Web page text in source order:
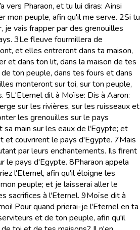
vers Pharaon, et tu lui diras: Ainsi
mon peuple, afin qu'il me serve. 2Si tu
je vais frapper par des grenouilles
3Le fleuve fourmillera de
et elles entreront dans ta maison,
et dans ton lit, dans la maison de tes
ton peuple, dans tes fours et dans
monteront sur toi, sur ton peuple,
5L'Eternel dit à Moïse: Dis à Aaron:
sur les rivières, sur les ruisseaux et
les grenouilles sur le pays
sa main sur les eaux de l'Egypte; et
et couvrirent le pays d'Egypte. 7Mais
par leurs enchantements. Ils firent
le pays d'Egypte. 8Pharaon appela
l'Eternel, afin qu'il éloigne les
peuple; et je laisserai aller le
sacrifices à l'Eternel. 9Moïse dit à
Pour quand prierai-je l'Eternel en ta
et de ton peuple, afin qu'il